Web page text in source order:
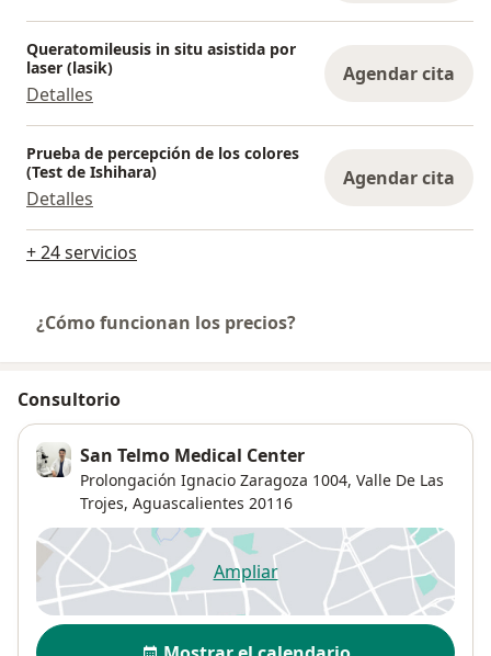
Queratomileusis in situ asistida por
laser (lasik)
Detalles
Agendar cita
Prueba de percepción de los colores
(Test de Ishihara)
Detalles
Agendar cita
+ 24 servicios
¿Cómo funcionan los precios?
Consultorio
San Telmo Medical Center
Prolongación Ignacio Zaragoza 1004, Valle De Las
Trojes, Aguascalientes 20116
Ampliarse abre en una nueva
Disponibilidad